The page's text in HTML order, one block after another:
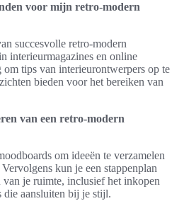
voor mijn retro-modern
succesvolle retro-modern
interieurmagazines en online
tips van interieurontwerpers op te
bieden voor het bereiken van
van een retro-modern
om ideeën te verzamelen
kun je een stappenplan
je ruimte, inclusief het inkopen
die aansluiten bij je stijl.